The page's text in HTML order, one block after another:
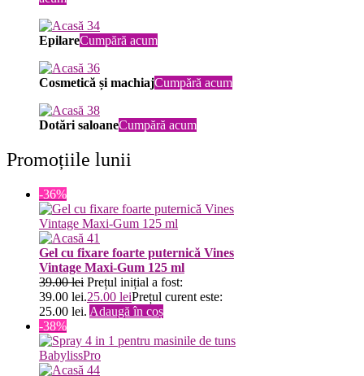
EpilareCumpără acum
Cosmetică și machiajCumpără acum
Dotări saloaneCumpără acum
Promoțiile lunii
-36%
Gel cu fixare foarte puternică Vines
Vintage Maxi-Gum 125 ml
39.00lei Prețul inițial a fost:
39.00 lei.25.00 leiPrețul curent este:
25.00 lei. Adaugă în coș
-38%